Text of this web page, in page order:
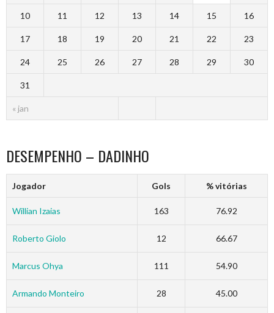
« jan
10 11 12 13 14 15 16
17 18 19 20 21 22 23
24 25 26 27 28 29 30
31
DESEMPENHO – DADINHO
Jogador Gols % vitórias
Willian Izaias 163 76.92
Roberto Giolo 12 66.67
Marcus Ohya 111 54.90
Armando Monteiro 28 45.00